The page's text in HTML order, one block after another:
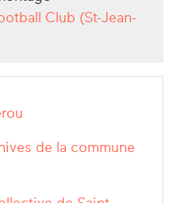
Club (St-Jean-
de la commune